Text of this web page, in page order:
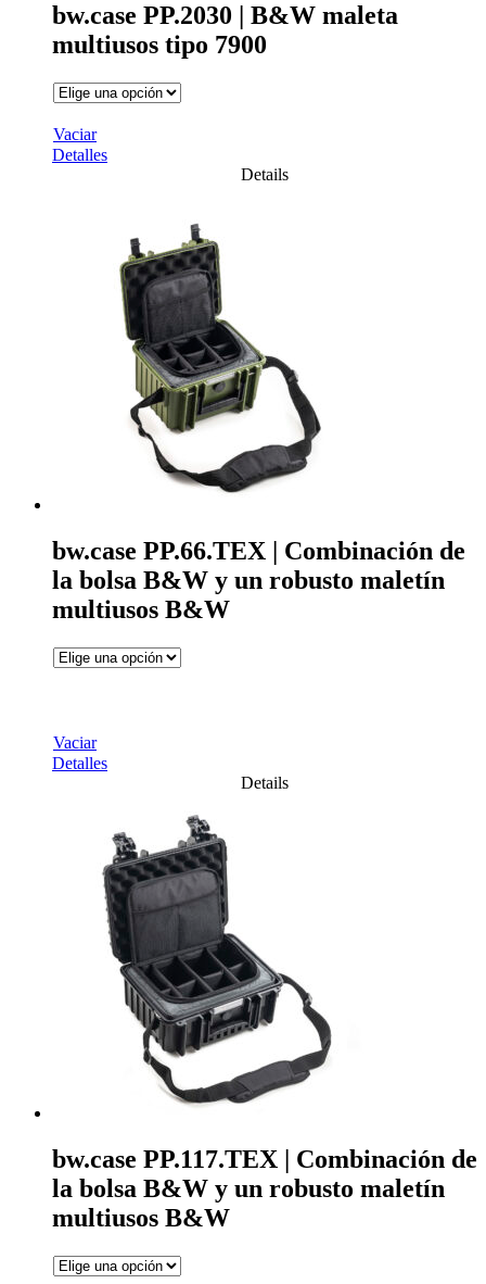
bw.case PP.2030 | B&W maleta
multiusos tipo 7900
Vaciar
Detalles
Details
bw.case PP.66.TEX | Combinación de
la bolsa B&W y un robusto maletín
multiusos B&W
Vaciar
Detalles
Details
bw.case PP.117.TEX | Combinación de
la bolsa B&W y un robusto maletín
multiusos B&W